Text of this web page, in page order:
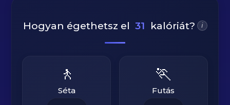
Hogyan égethetsz el 31 kalóriát? i
🚶
Séta
🏃
Futás